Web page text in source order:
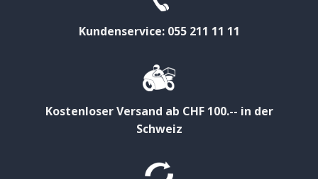
Kundenservice: 055 211 11 11
Kostenloser Versand ab CHF 100.-- in der
Schweiz